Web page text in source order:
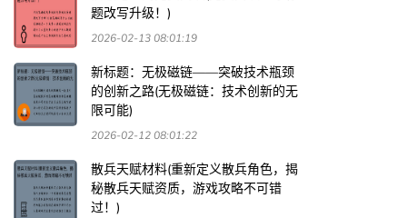
题改写升级！)
2026-02-13 08:01:19
新标题：无极磁链——突破技术瓶颈
的创新之路(无极磁链：技术创新的无
限可能)
2026-02-12 08:01:22
散兵天赋材料(重新定义散兵角色，揭
秘散兵天赋资质，游戏攻略不可错
过！)